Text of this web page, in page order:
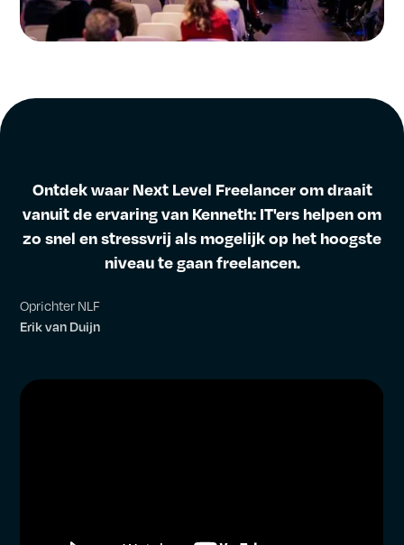
Ontdek waar Next Level Freelancer om draait
vanuit de ervaring van Kenneth: IT'ers helpen om
zo snel en stressvrij als mogelijk op het hoogste
niveau te gaan freelancen.
Oprichter NLF
Erik van Duijn